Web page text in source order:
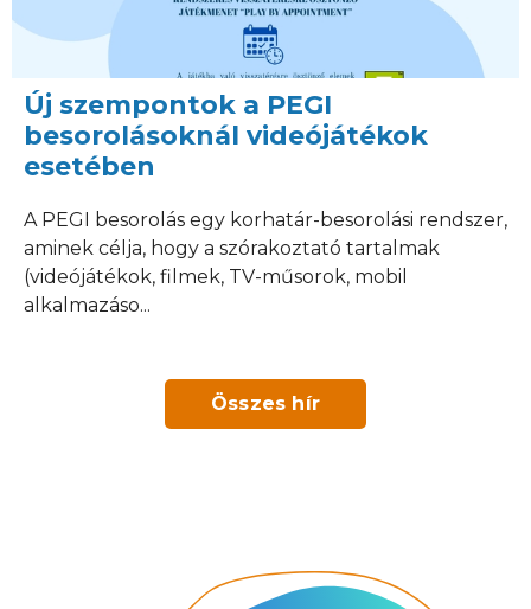
Új szempontok a PEGI
besorolásoknál videójátékok
esetében
A PEGI besorolás egy korhatár-besorolási rendszer,
aminek célja, hogy a szórakoztató tartalmak
(videójátékok, filmek, TV-műsorok, mobil
alkalmazáso...
Összes hír